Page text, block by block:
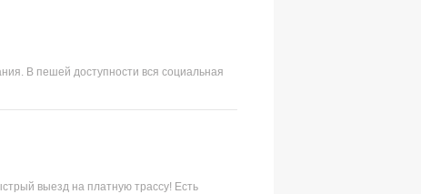
В пешей доступности вся социальная
выезд на платную трассу! Есть